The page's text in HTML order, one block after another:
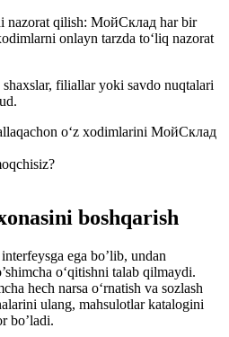
nazorat qilish: МойСклад har bir
onlayn tarzda to‘liq nazorat
filiallar yoki savdo nuqtalari
o‘z xodimlarini МойСклад
boshqarish
ega bo’lib, undan
o‘qitishni talab qilmaydi.
hech narsa o‘rnatish va sozlash
ulang, mahsulotlar katalogini
bo’ladi.